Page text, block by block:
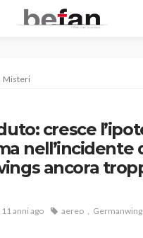
Misteri
cresce
nell’incidente
ancora
11 anni ago aereo